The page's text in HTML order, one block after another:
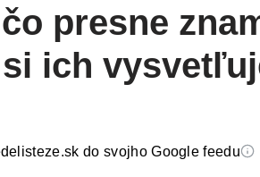
presne
ich
do svojho Google feedu